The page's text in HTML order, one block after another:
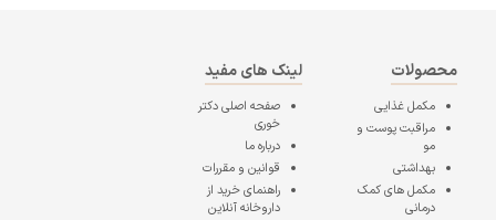
محصولات
مکمل غذایی
مراقبت پوست و
مو
بهداشتی
مکمل های کمک
درمانی
لینک های مفید
صفحه اصلیدکتر
خوری
درباره ما
قوانین و مقررات
راهنمای خرید از
داروخانه آنلاین